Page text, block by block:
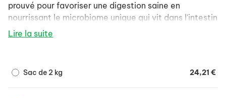
prouvé pour favoriser une digestion saine en
nourrissant le microbiome unique qui vit dans l'intestin
de votre chien
Lire la suite
Sac de 2 kg 24,21 €